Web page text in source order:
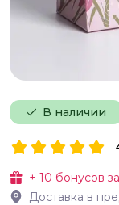
В наличии
+ 10 бонусов
Доставка в